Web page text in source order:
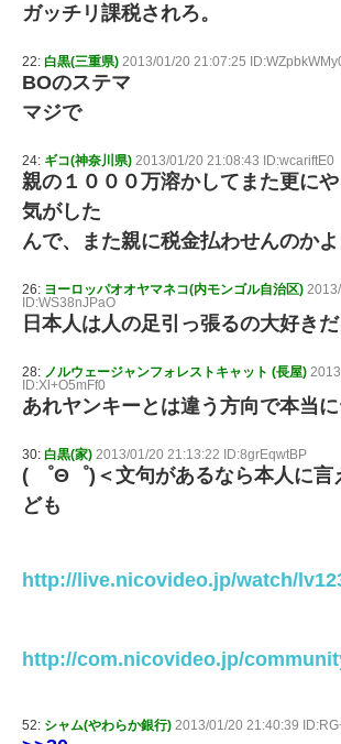
ガッチリ課税されろ。
22: 白黒(三重県) 2013/01/20 21:07:25
BOのステマ
マジで
24: ギコ(神奈川県) 2013/01/20 21:08:43 ID:wcariftE0
親の１０００万溶かしてまた更に
気がした
んで、また親に税金払わせんのかよ
26: ヨーロッパオオヤマネコ(内モンゴル自治区)
ID:WS38nJPaO
日本人は人の足引っ張るの大好き
28: ノルウェージャンフォレストキャット (長屋)
ID:Xl+O5mFf0
あれヤンキーとは違う方向で本当
30: 白黒(家) 2013/01/20 21:13:22 ID:8grEqwtBP
( ゜Θ゜)＜文句があるなら本人に言
ども
http://live.nicovideo.jp/watch/
http://com.nicovideo.jp/
52: シャム(やわらか銀行) 2013/01/20 21:40:39